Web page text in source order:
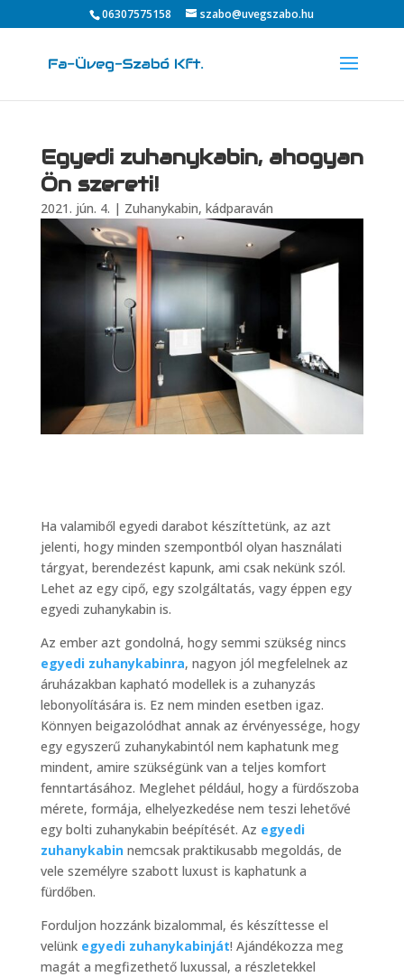
06307575158 szabo@uvegszabo.hu
Egyedi zuhanykabin, ahogyan
Ön szereti!
2021. jún. 4. | Zuhanykabin, kádparaván
Ha valamiből egyedi darabot készíttetünk, az azt
jelenti, hogy minden szempontból olyan használati
tárgyat, berendezést kapunk, ami csak nekünk szól.
Lehet az egy cipő, egy szolgáltatás, vagy éppen egy
egyedi zuhanykabin is.
Az ember azt gondolná, hogy semmi szükség nincs
egyedi zuhanykabinra, nagyon jól megfelelnek az
áruházakban kapható modellek is a zuhanyzás
lebonyolítására is. Ez nem minden esetben igaz.
Könnyen beigazolódhat annak az érvényessége, hogy
egy egyszerű zuhanykabintól nem kaphatunk meg
mindent, amire szükségünk van a teljes komfort
fenntartásához. Meglehet például, hogy a fürdőszoba
mérete, formája, elhelyezkedése nem teszi lehetővé
egy bolti zuhanykabin beépítését. Az egyedi
zuhanykabin nemcsak praktikusabb megoldás, de
vele személyre szabott luxust is kaphatunk a
fürdőben.
Forduljon hozzánk bizalommal, és készíttesse el
velünk egyedi zuhanykabinját! Ajándékozza meg
magát a megfizethető luxussal, a részletekkel